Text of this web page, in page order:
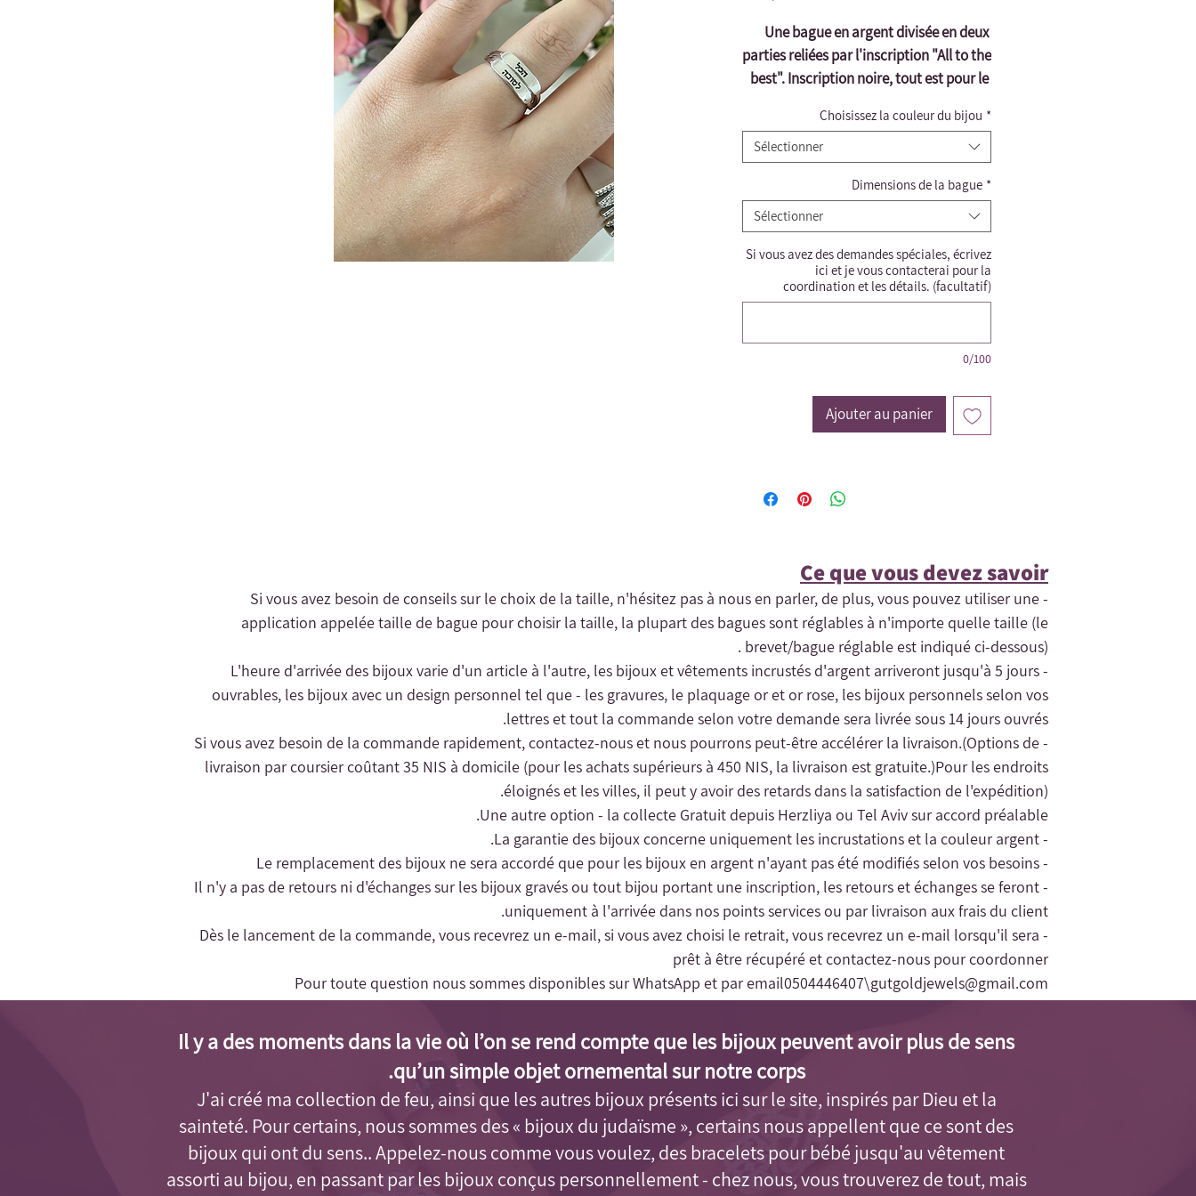
Une bague en argent divisée en deux
parties reliées par l'inscription "All to the
best". Inscription noire, tout est pour le
Choisissez la couleur du bijou *
Sélectionner
Dimensions de la bague *
Sélectionner
Si vous avez des demandes spéciales, écrivez
ici et je vous contacterai pour la
coordination et les détails. (facultatif)
0/100
Ajouter au panier
Ce que vous devez savoir​
- Si vous avez besoin de conseils sur le choix de la taille, n'hésitez pas à nous en parler, de plus, vous pouvez utiliser une
application appelée taille de bague pour choisir la taille, la plupart des bagues sont réglables à n'importe quelle taille (le
brevet/bague réglable est indiqué ci-dessous) .
- L'heure d'arrivée des bijoux varie d'un article à l'autre, les bijoux et vêtements incrustés d'argent arriveront jusqu'à 5 jours
ouvrables, les bijoux avec un design personnel tel que - les gravures, le plaquage or et or rose, les bijoux personnels selon vos
lettres et tout la commande selon votre demande sera livrée sous 14 jours ouvrés.
- Si vous avez besoin de la commande rapidement, contactez-nous et nous pourrons peut-être accélérer la livraison.
(Options de
livraison par coursier coûtant 35 NIS à domicile (pour les achats supérieurs à 450 NIS, la livraison est gratuite.)Pour les endroits
éloignés et les villes, il peut y avoir des retards dans la satisfaction de l'expédition).
Une autre option - la collecte Gratuit depuis Herzliya ou Tel Aviv sur accord préalable.
- La garantie des bijoux concerne uniquement les incrustations et la couleur argent.
- Le remplacement des bijoux ne sera accordé que pour les bijoux en argent n'ayant pas été modifiés selon vos besoins
- Il n'y a pas de retours ni d'échanges sur les bijoux gravés ou tout bijou portant une inscription, les retours et échanges se feront
uniquement à l'arrivée dans nos points services ou par livraison aux frais du client.
- Dès le lancement de la commande, vous recevrez un e-mail, si vous avez choisi le retrait, vous recevrez un e-mail lorsqu'il sera
prêt à être récupéré et contactez-nous pour coordonner
Pour toute question nous sommes disponibles sur WhatsApp et par email0504446407\gutgoldjewels@gmail.com
Il y a des moments dans la vie où l’on se rend compte que les bijoux peuvent avoir plus de sens
qu’un simple objet ornemental sur notre corps.
J'ai créé ma collection de feu, ainsi que les autres bijoux présents ici sur le site, inspirés par Dieu et la
sainteté. Pour certains, nous sommes des « bijoux du judaïsme », certains nous appellent que ce sont des
bijoux qui ont du sens.. Appelez-nous comme vous voulez, des bracelets pour bébé jusqu'au vêtement
assorti au bijou, en passant par les bijoux conçus personnellement - chez nous, vous trouverez de tout, mais